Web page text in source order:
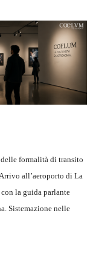
formalità di transito
all’aeroporto di La
la guida parlante
Sistemazione nelle